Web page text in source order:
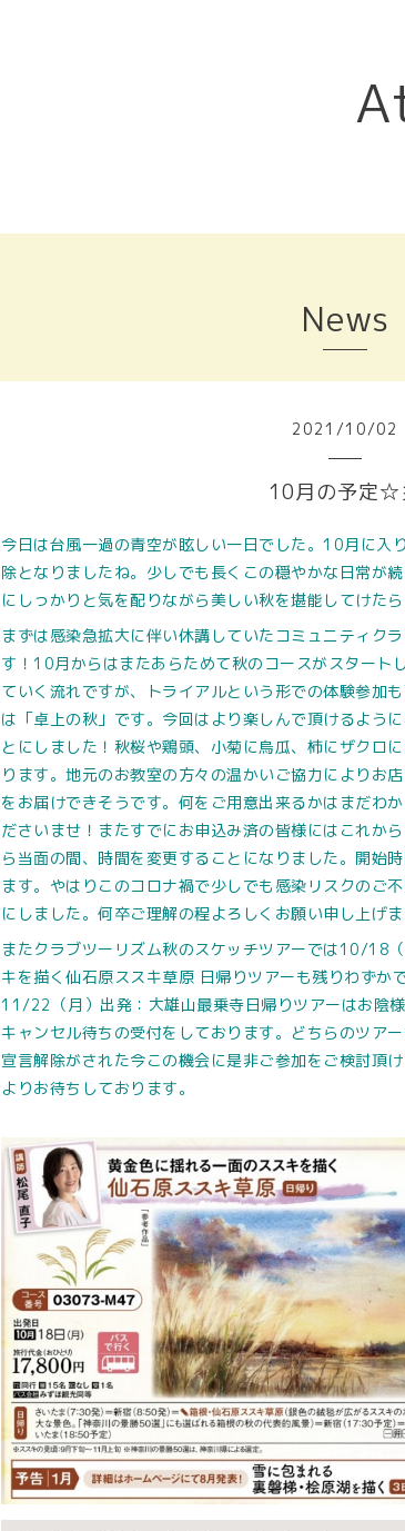
News
2021 /10/02
10月の予定☆
今日は台風一過の青空が眩しい一日でした。10月に入
除となりましたね。 少しでも長くこの穏やかな日常が
にしっかりと気を配りながら美しい秋を堪能してけたら
まずは感染急拡大に伴い休講していたコミュニティク
す！10月からはまたあらためて秋のコースがスタート
ていく流れですが、トライアルという形での体験参加
は「卓上の秋」です。今回はより楽しんで頂けるよう
とにしました！ 秋桜や鶏頭、小菊に烏瓜、柿にザクロ
ります。 地元のお教室の方々の温かいご協力によりお
をお届けできそうです。 何をご用意出来るかはまだわ
ださいませ！またすでにお申込み済の皆様にはこれか
ら当面の間、時間を変更することになりました。開始
ます。やはりこのコロナ禍で少しでも感染リスクのご
にしました。何卒ご理解の程よろしくお願い申し上げま
またクラブツーリズム秋のスケッチツアーでは10/18
キを描く仙石原ススキ草原 日帰りツアーも残りわずか
11/22（月）出発：大雄山最乗寺日帰りツアーはお陰
キャンセル待ちの受付をしております。どちらのツア
宣言解除がされた今この機会に是非ご参加をご検討頂
よりお待ちしております。